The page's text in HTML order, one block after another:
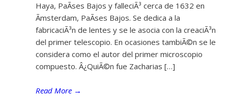
Haya, PaÃ­ses Bajos y falleciÃ³ cerca de 1632 en
Ãmsterdam, PaÃ­ses Bajos. Se dedica a la
fabricaciÃ³n de lentes y se le asocia con la creaciÃ³n
del primer telescopio. En ocasiones tambiÃ©n se le
considera como el autor del primer microscopio
compuesto. Â¿QuiÃ©n fue Zacharias […]
Read More →